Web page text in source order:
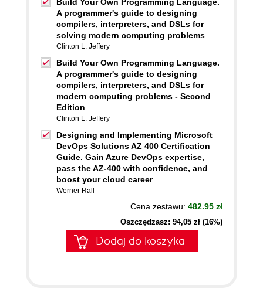
A programmer's guide to designing
compilers, interpreters, and DSLs for
solving modern computing problems
Clinton L. Jeffery
Build Your Own Programming Language.
A programmer's guide to designing
compilers, interpreters, and DSLs for
modern computing problems - Second
Edition
Clinton L. Jeffery
Designing and Implementing Microsoft
DevOps Solutions AZ 400 Certification
Guide. Gain Azure DevOps expertise,
pass the AZ-400 with confidence, and
boost your cloud career
Werner Rall
Cena zestawu: 482.95 zł
Oszczędzasz: 94,05 zł (16%)
Dodaj do koszyka